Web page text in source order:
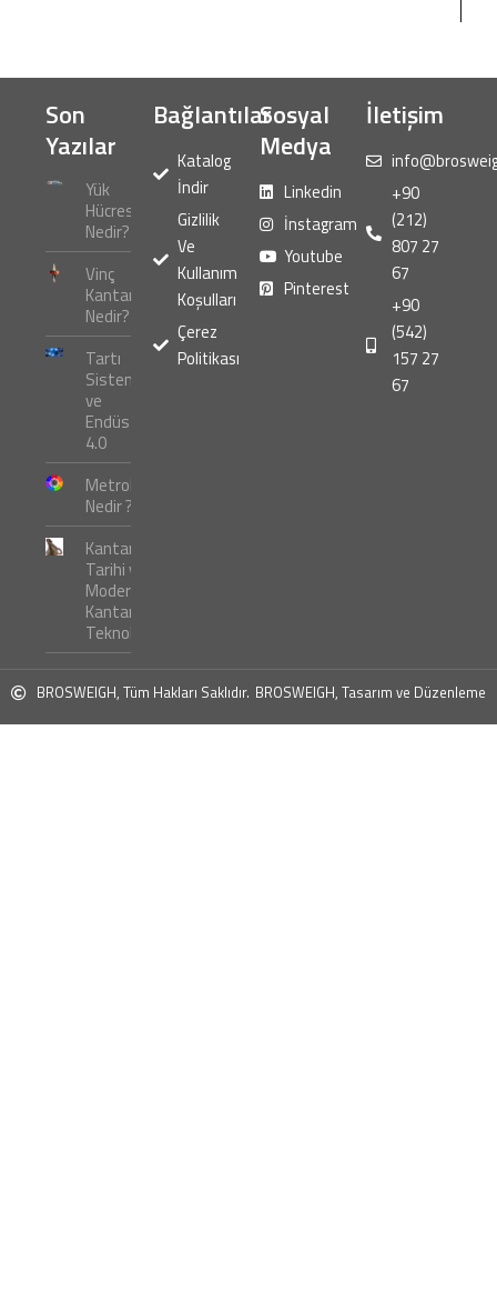
Son
Yazılar
Yük
Hücresi
Nedir?
Vinç
Kantarı
Nedir?
Tartı
Sistemleri
ve
Endüstri
4.0
Metroloji
Nedir ?
Kantar
Tarihi ve
Modern
Kantar
Teknolojileri
Bağlantılar
Katalog
İndir
Gizlilik
Ve
Kullanım
Koşulları
Çerez
Politikası
Sosyal
Medya
Linkedin
İnstagram
Youtube
Pinterest
İletişim
+90
(212)
807 27
67
+90
(542)
157 27
67
BROSWEIGH, Tüm Hakları Saklıdır. BROSWEIGH, Tasarım ve Düzenleme